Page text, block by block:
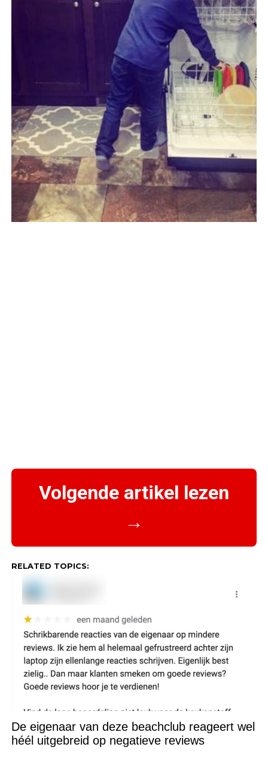
Volgende artikel lezen
→
RELATED TOPICS:
De eigenaar van deze beachclub reageert wel
héél uitgebreid op negatieve reviews